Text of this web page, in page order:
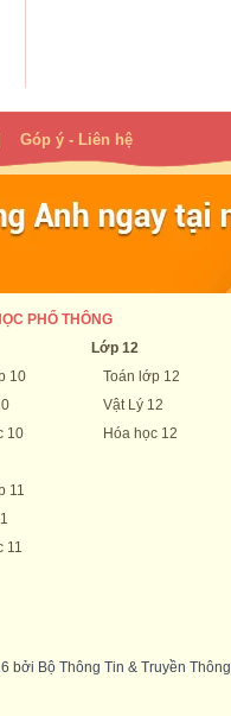
Góp ý - Liên hệ
PHỔ THÔNG
10
10
11
11
Lớp 12
Toán lớp 12
Vật Lý 12
Hóa học 12
bởi Bộ Thông Tin & Truyền Thông